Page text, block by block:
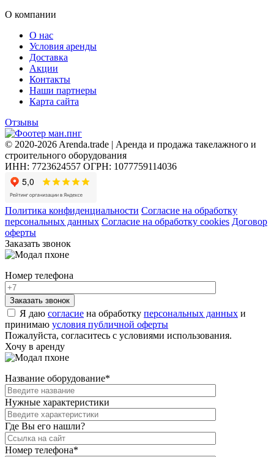
О компании
О нас
Условия аренды
Доставка
Акции
Контакты
Наши партнеры
Карта сайта
Отзывы
© 2020-2026 Arenda.trade | Аренда и продажа такелажного и
строительного оборудования
ИНН: 7723624557 ОГРН: 1077759114036
Политика конфиденциальности Согласие на обработку
персональных данных Согласие на обработку cookies Договор
оферты
Заказать звонок
Номер телефона
Я даю согласие на обработку персональных данных и
принимаю условия публичной оферты
Пожалуйста, согласитесь с условиями использования.
Хочу в аренду
Название оборудование*
Нужные характеристики
Где Вы его нашли?
Номер телефона*